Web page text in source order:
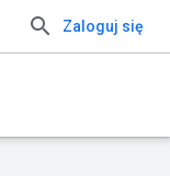
Zaloguj się